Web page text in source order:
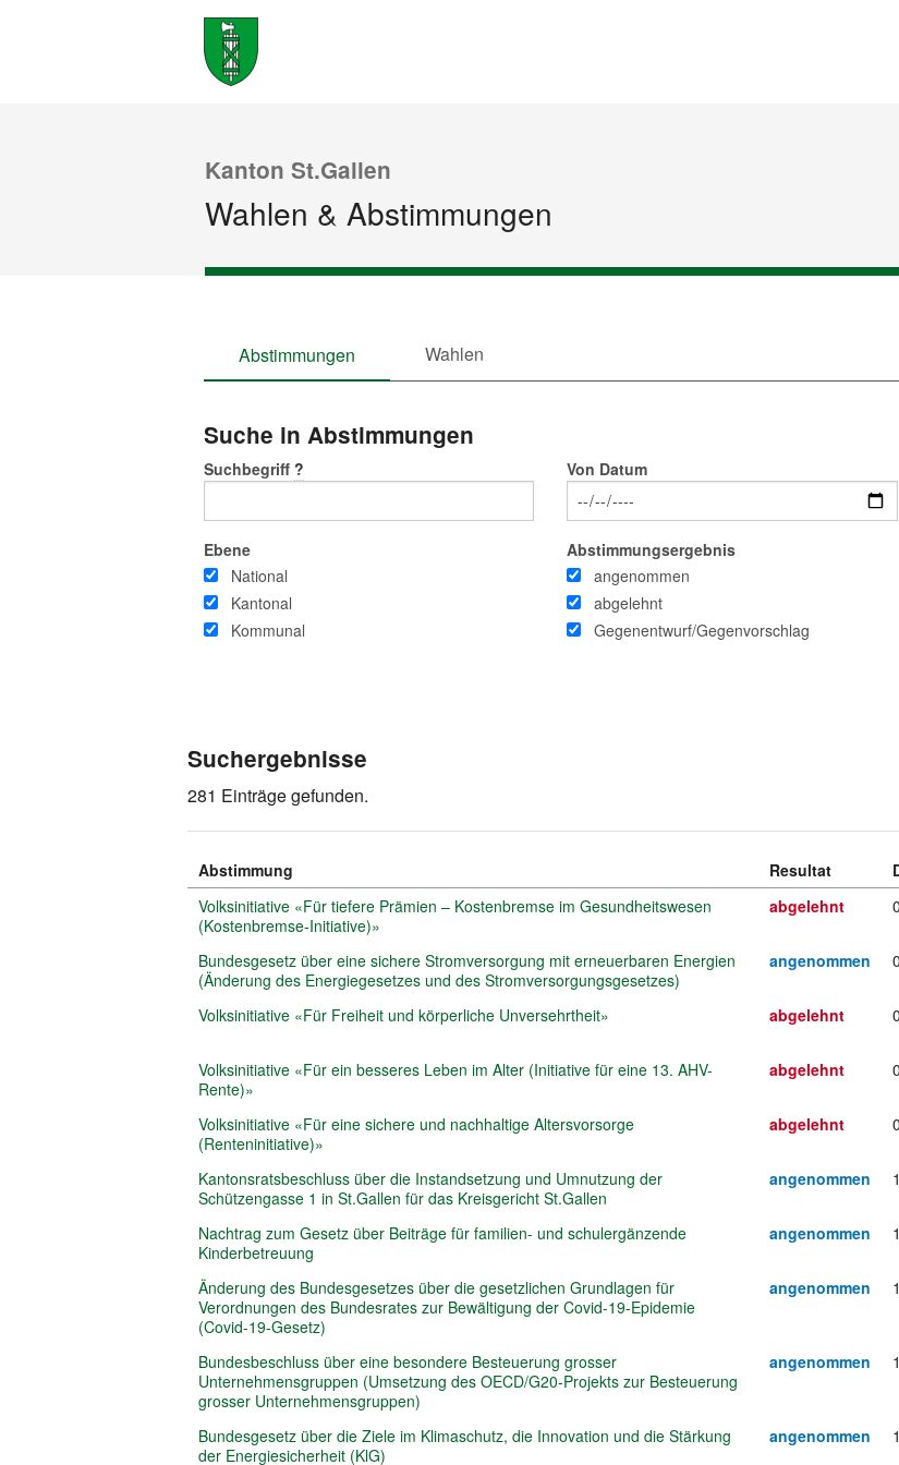
Kanton St.Gallen
Wahlen & Abstimmungen
Abstimmungen Wahlen
Suche in Abstimmungen
Suchbegriff ? Von Datum
Ebene
National
Kantonal
Kommunal
Abstimmungsergebnis
angenommen
abgelehnt
Gegenentwurf/Gegenvorschlag
Suchergebnisse
281 Einträge gefunden.
Abstimmung Resultat
Volksinitiative «Für tiefere Prämien – Kostenbremse im Gesundheitswesen
(Kostenbremse-Initiative)»
abgelehnt
Bundesgesetz über eine sichere Stromversorgung mit erneuerbaren Energien
(Änderung des Energiegesetzes und des Stromversorgungsgesetzes)
angenommen
Volksinitiative «Für Freiheit und körperliche Unversehrtheit»
abgelehnt
Volksinitiative «Für ein besseres Leben im Alter (Initiative für eine 13. AHV-
Rente)»
abgelehnt
Volksinitiative «Für eine sichere und nachhaltige Altersvorsorge
(Renteninitiative)»
abgelehnt
Kantonsratsbeschluss über die Instandsetzung und Umnutzung der
Schützengasse 1 in St.Gallen für das Kreisgericht St.Gallen
angenommen
Nachtrag zum Gesetz über Beiträge für familien- und schulergänzende
Kinderbetreuung
angenommen
Änderung des Bundesgesetzes über die gesetzlichen Grundlagen für
Verordnungen des Bundesrates zur Bewältigung der Covid-19-Epidemie
(Covid-19-Gesetz)
angenommen
Bundesbeschluss über eine besondere Besteuerung grosser
Unternehmensgruppen (Umsetzung des OECD/G20-Projekts zur Besteuerung
grosser Unternehmensgruppen)
angenommen
Bundesgesetz über die Ziele im Klimaschutz, die Innovation und die Stärkung
der Energiesicherheit (KlG)
angenommen